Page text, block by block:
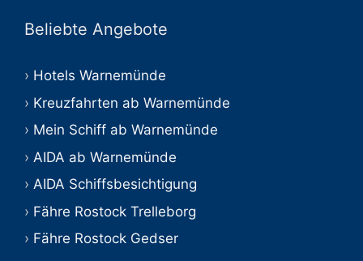
Beliebte Angebote
Hotels Warnemünde
Kreuzfahrten ab Warnemünde
Mein Schiff ab Warnemünde
AIDA ab Warnemünde
AIDA Schiffsbesichtigung
Fähre Rostock Trelleborg
Fähre Rostock Gedser